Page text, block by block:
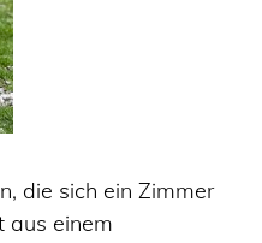
die sich ein Zimmer
aus einem